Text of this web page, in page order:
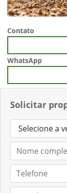
Solicitar
Contato
WhatsApp